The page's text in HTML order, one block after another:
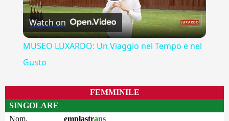
Video
Watch on
MUSEO LUXARDO: Un Viaggio nel Tempo e nel
Gusto
FEMMINILE
SINGOLARE
Nom.
emplastrans